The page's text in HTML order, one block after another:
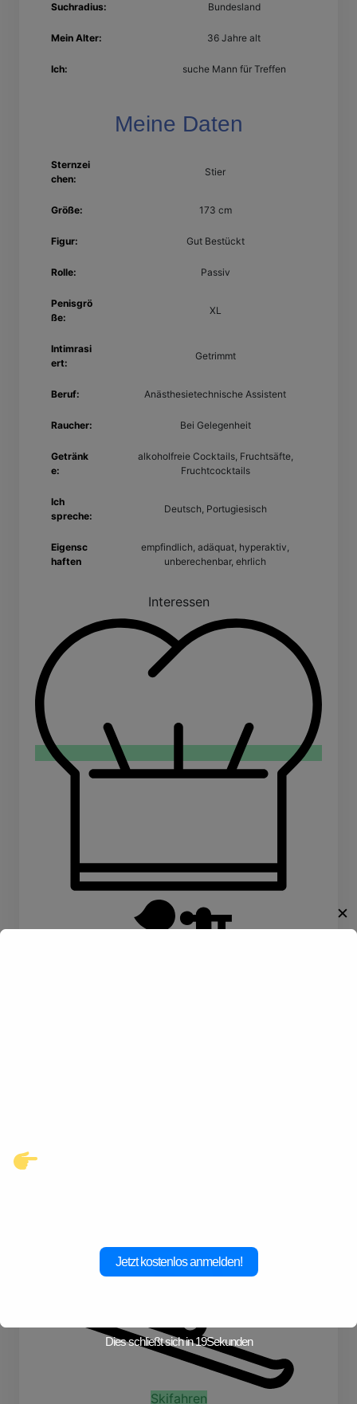
Suchradius: Bundesland
Mein Alter: 36 Jahre alt
Ich: suche Mann für Treffen
Meine Daten
Sternzei
chen:
Stier
Größe: 173 cm
Figur: Gut Bestückt
Rolle: Passiv
Penisgrö
ße:
XL
Intimrasi
ert:
Getrimmt
Beruf: Anästhesietechnische Assistent
Raucher: Bei Gelegenheit
Getränk
e:
alkoholfreie Cocktails, Fruchtsäfte,
Fruchtcocktails
Ich
spreche:
Deutsch, Portugiesisch
Eigensc
haften
empfindlich, adäquat, hyperaktiv,
unberechenbar, ehrlich
Interessen
Skifahren
✕
Jetzt kostenlos anmelden!
Dies schließt sich in19Sekunden